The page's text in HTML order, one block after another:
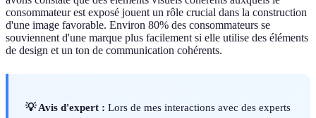
consommateur est exposé jouent un rôle crucial dans la construction
d'une image favorable. Environ 80% des consommateurs se
souviennent d'une marque plus facilement si elle utilise des éléments
de design et un ton de communication cohérents.
💡 Avis d'expert : Lors de mes interactions avec des experts